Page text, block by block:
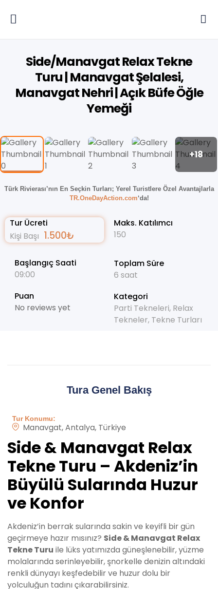
Side/Manavgat Relax Tekne
Turu | Manavgat Şelalesi,
Manavgat Nehri | Açık Büfe Öğle
Yemeği
+18
Türk Rivierası’nın En Seçkin Turları; Yerel Turistlere Özel Avantajlarla
TR.OneDayAction.com‘da!
Tur Ücreti
Kişi Başı 1.500₺
Başlangıç Saati
09:00
Puan
No reviews yet
Maks. Katılımcı
150
Toplam Süre
6 saat
Kategori
Parti Tekneleri, Relax
Tekneler, Tekne Turları
Tura Genel Bakış
Tur Konumu:
Manavgat, Antalya, Türkiye
Side & Manavgat Relax
Tekne Turu – Akdeniz’in
Büyülü Sularında Huzur
ve Konfor
Akdeniz’in berrak sularında sakin ve keyifli bir gün
geçirmeye hazır mısınız? Side & Manavgat Relax
Tekne Turu ile lüks yatımızda güneşlenebilir, yüzme
molalarında serinleyebilir, şnorkelle denizin altındaki
renkli dünyayı keşfedebilir ve huzur dolu bir
yolculuğun tadını çıkarabilirsiniz.